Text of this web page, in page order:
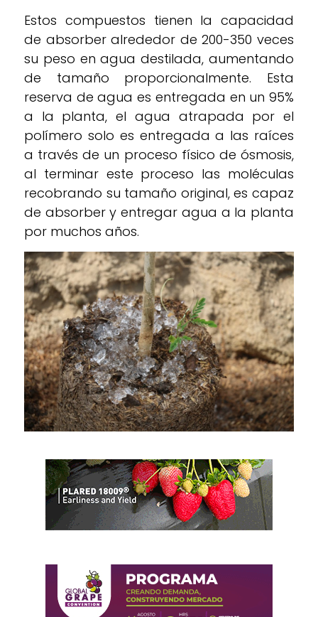
Estos compuestos tienen la capacidad
de absorber alrededor de 200-350 veces
su peso en agua destilada, aumentando
de tamaño proporcionalmente. Esta
reserva de agua es entregada en un 95%
a la planta, el agua atrapada por el
polímero solo es entregada a las raíces
a través de un proceso físico de ósmosis,
al terminar este proceso las moléculas
recobrando su tamaño original, es capaz
de absorber y entregar agua a la planta
por muchos años.